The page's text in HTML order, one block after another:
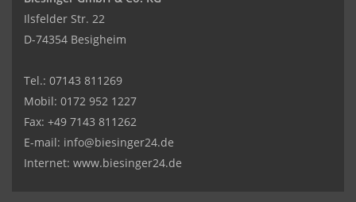
Ilsfelder Str. 22
D-74354 Besigheim
Tel.: 07143 811269
Mobil: 0172 952 1227
Fax: +49 7143 811262
E-mail: info@biesinger24.de
Internet: www.biesinger24.de